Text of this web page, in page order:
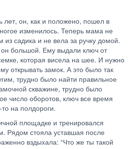
лет, он, как и положено, пошел в
изменилось. Теперь мама не
из садика и не вела за ручку домой.
большой. Ему выдали ключ от
которая висела на шее. И нужно
открывать замок. А это было так
трудно было найти правильное
скважине, трудно было
число оборотов, ключ все время
то на полдороги.
площадке и тренировался
Рядом стояла уставшая после
вздыхала: “Что же ты такой